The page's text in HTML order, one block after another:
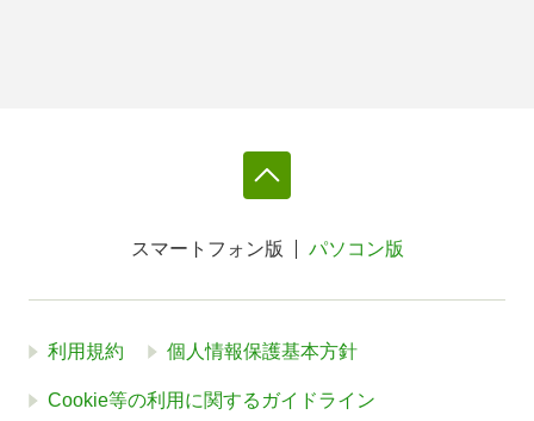
スマートフォン版 パソコン版
利用規約 個人情報保護基本方針
Cookie等の利用に関するガイドライン